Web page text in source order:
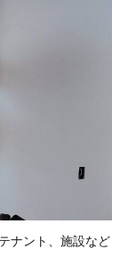
ナント、施設など